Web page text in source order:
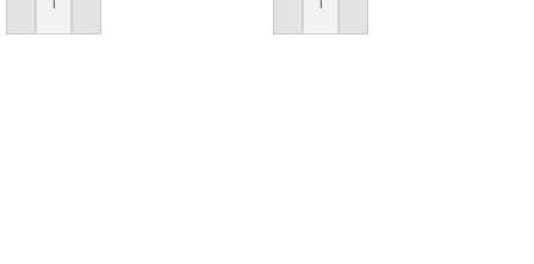
Sepete Ekle Sepete Ekle